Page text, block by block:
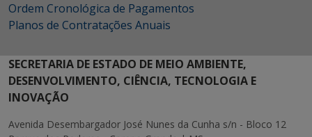
Ordem Cronológica de Pagamentos
Planos de Contratações Anuais
SECRETARIA DE ESTADO DE MEIO AMBIENTE,
DESENVOLVIMENTO, CIÊNCIA, TECNOLOGIA E
INOVAÇÃO
Avenida Desembargador José Nunes da Cunha s/n - Bloco 12